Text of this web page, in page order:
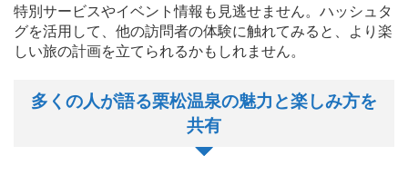
特別サービスやイベント情報も見逃せません。ハッシュタ
グを活用して、他の訪問者の体験に触れてみると、より楽
しい旅の計画を立てられるかもしれません。
多くの人が語る栗松温泉の魅力と楽しみ方を
共有